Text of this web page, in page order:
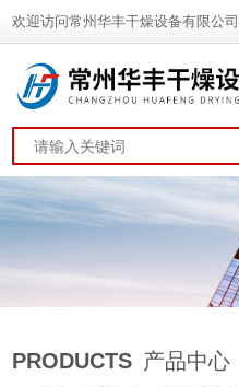
欢迎访问常州华丰干燥设备有限公司
PRODUCTS 产品中心